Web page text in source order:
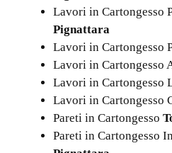
Lavori in Cartongesso
Pignattara
Lavori in Cartongesso
Lavori in Cartongesso
Lavori in Cartongesso
Lavori in Cartongesso
Pareti in Cartongesso
Pareti in Cartongesso